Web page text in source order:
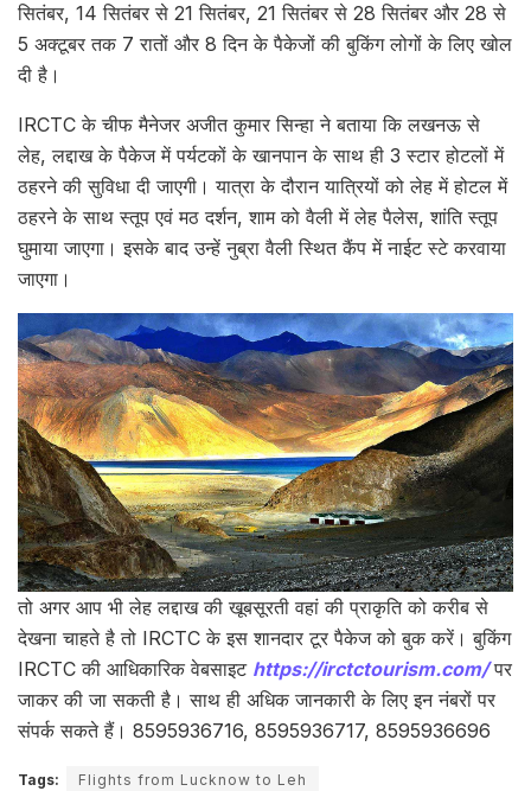
सितंबर, 14 सितंबर से 21 सितंबर, 21 सितंबर से 28 सितंबर और 28 से
5 अक्टूबर तक 7 रातों और 8 दिन के पैकेजों की बुकिंग लोगों के लिए खोल
दी है।
IRCTC के चीफ मैनेजर अजीत कुमार सिन्हा ने बताया कि लखनऊ से
लेह, लद्दाख के पैकेज में पर्यटकों के खानपान के साथ ही 3 स्टार होटलों में
ठहरने की सुविधा दी जाएगी। यात्रा के दौरान यात्रियों को लेह में होटल में
ठहरने के साथ स्तूप एवं मठ दर्शन, शाम को वैली में लेह पैलेस, शांति स्तूप
घुमाया जाएगा। इसके बाद उन्हें नुब्रा वैली स्थित कैंप में नाईट स्टे करवाया
जाएगा।
तो अगर आप भी लेह लद्दाख की खूबसूरती वहां की प्राकृति को करीब से
देखना चाहते है तो IRCTC के इस शानदार टूर पैकेज को बुक करें। बुकिंग
IRCTC की आधिकारिक वेबसाइट https://irctctourism.com/पर
जाकर की जा सकती है। साथ ही अधिक जानकारी के लिए इन नंबरों पर
संपर्क सकते हैं। 8595936716, 8595936717, 8595936696
Tags:
Flights from Lucknow to Leh